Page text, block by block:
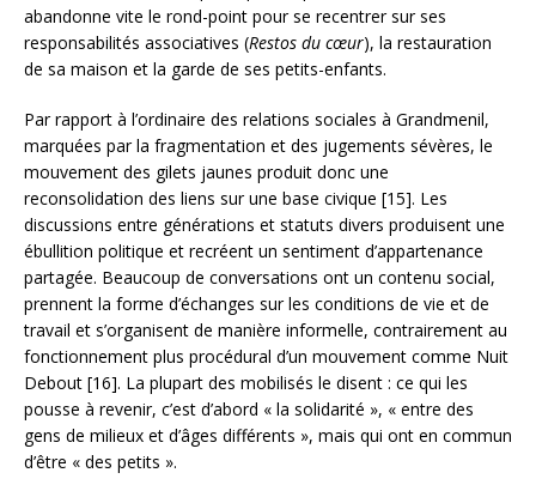
abandonne vite le rond-point pour se recentrer sur ses
responsabilités associatives (Restos du cœur), la restauration
de sa maison et la garde de ses petits-enfants.
Par rapport à l’ordinaire des relations sociales à Grandmenil,
marquées par la fragmentation et des jugements sévères, le
mouvement des gilets jaunes produit donc une
reconsolidation des liens sur une base civique [15]. Les
discussions entre générations et statuts divers produisent une
ébullition politique et recréent un sentiment d’appartenance
partagée. Beaucoup de conversations ont un contenu social,
prennent la forme d’échanges sur les conditions de vie et de
travail et s’organisent de manière informelle, contrairement au
fonctionnement plus procédural d’un mouvement comme Nuit
Debout [16]. La plupart des mobilisés le disent : ce qui les
pousse à revenir, c’est d’abord « la solidarité », « entre des
gens de milieux et d’âges différents », mais qui ont en commun
d’être « des petits ».